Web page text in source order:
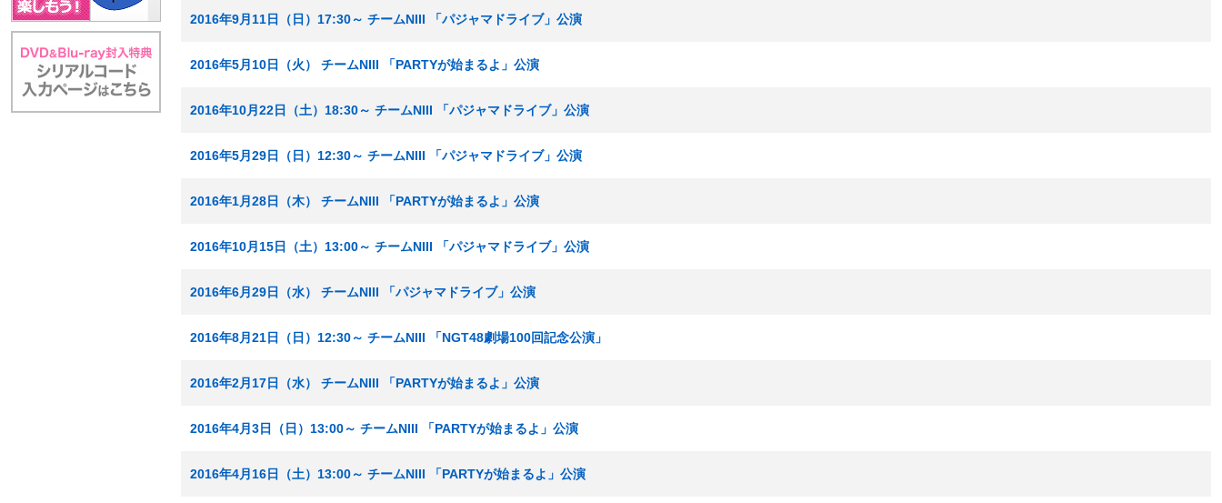
2016年9月11日（日）17:30～ チームNIII 「パジャマドライブ」公演
2016年5月10日（火） チームNIII 「PARTYが始まるよ」公演
2016年10月22日（土）18:30～ チームNIII 「パジャマドライブ」公演
2016年5月29日（日）12:30～ チームNIII 「パジャマドライブ」公演
2016年1月28日（木） チームNIII 「PARTYが始まるよ」公演
2016年10月15日（土）13:00～ チームNIII 「パジャマドライブ」公演
2016年6月29日（水） チームNIII 「パジャマドライブ」公演
2016年8月21日（日）12:30～ チームNIII 「NGT48劇場100回記念公演」
2016年2月17日（水） チームNIII 「PARTYが始まるよ」公演
2016年4月3日（日）13:00～ チームNIII 「PARTYが始まるよ」公演
2016年4月16日（土）13:00～ チームNIII 「PARTYが始まるよ」公演